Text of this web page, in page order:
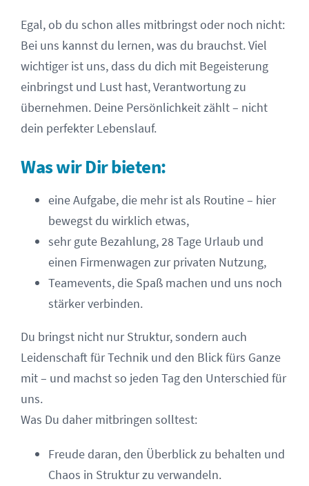
Egal, ob du schon alles mitbringst oder noch nicht:
Bei uns kannst du lernen, was du brauchst. Viel
wichtiger ist uns, dass du dich mit Begeisterung
einbringst und Lust hast, Verantwortung zu
übernehmen. Deine Persönlichkeit zählt – nicht
dein perfekter Lebenslauf.
Was wir Dir bieten:
eine Aufgabe, die mehr ist als Routine – hier
bewegst du wirklich etwas,
sehr gute Bezahlung, 28 Tage Urlaub und
einen Firmenwagen zur privaten Nutzung,
Teamevents, die Spaß machen und uns noch
stärker verbinden.
Du bringst nicht nur Struktur, sondern auch
Leidenschaft für Technik und den Blick fürs Ganze
mit – und machst so jeden Tag den Unterschied für
uns.
Was Du daher mitbringen solltest:
Freude daran, den Überblick zu behalten und
Chaos in Struktur zu verwandeln.